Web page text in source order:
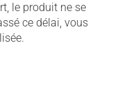
le produit ne se
ce délai, vous